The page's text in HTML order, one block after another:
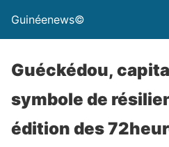
Guinéenews©
Guéckédou,
symbole de
édition des